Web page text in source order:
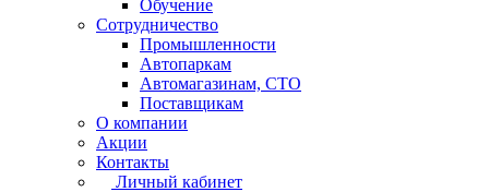
Обучение
Сотрудничество
Промышленности
Автопаркам
Автомагазинам, СТО
Поставщикам
О компании
Акции
Контакты
Личный кабинет